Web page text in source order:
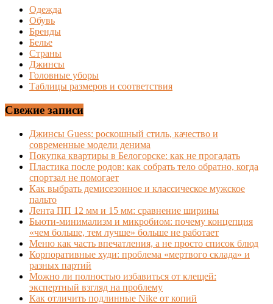
Одежда
Обувь
Бренды
Белье
Страны
Джинсы
Головные уборы
Таблицы размеров и соответствия
Свежие записи
Джинсы Guess: роскошный стиль, качество и
современные модели денима
Покупка квартиры в Белогорске: как не прогадать
Пластика после родов: как собрать тело обратно, когда
спортзал не помогает
Как выбрать демисезонное и классическое мужское
пальто
Лента ПП 12 мм и 15 мм: сравнение ширины
Бьюти-минимализм и микробиом: почему концепция
«чем больше, тем лучше» больше не работает
Меню как часть впечатления, а не просто список блюд
Корпоративные худи: проблема «мертвого склада» и
разных партий
Можно ли полностью избавиться от клещей:
экспертный взгляд на проблему
Как отличить подлинные Nike от копий